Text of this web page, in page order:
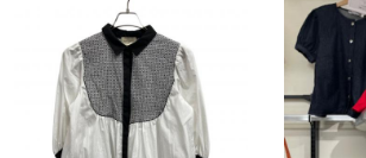
八幡店
中！